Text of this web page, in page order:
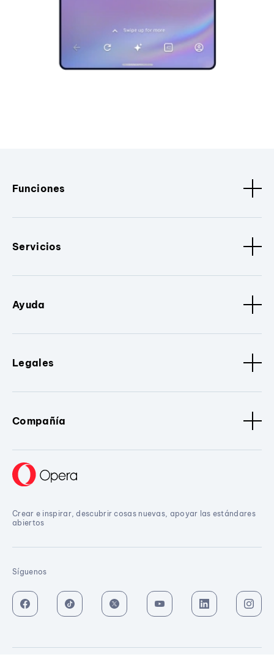
Funciones
Servicios
Ayuda
Legales
Compañía
Crear e inspirar, descubrir cosas nuevas, apoyar las estándares
abiertos
Síguenos